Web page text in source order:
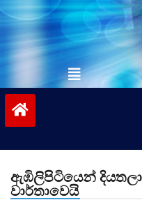
ඇඹිලිපිටියෙන්
වාර්තාවෙයි